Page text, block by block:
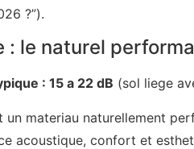
?”).
: le naturel
: 15 a 22 dB (sol liege
un materiau naturellement
acoustique, confort et